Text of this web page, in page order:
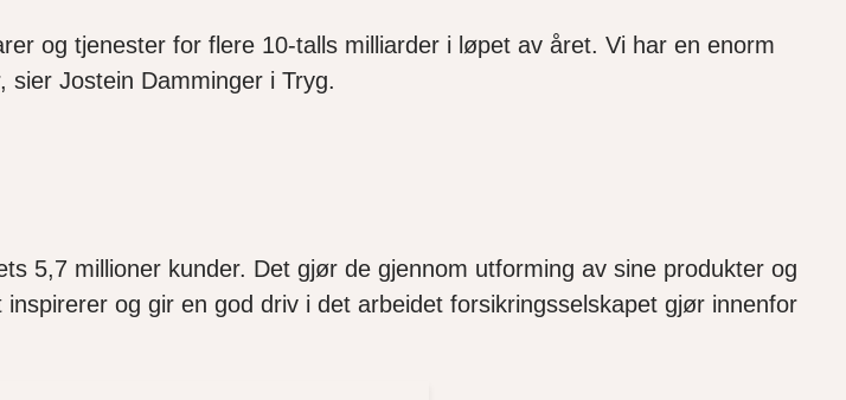
og tjenester for flere 10-talls milliarder i løpet av året. Vi har en enorm
sier Jostein Damminger i Tryg.
5,7 millioner kunder. Det gjør de gjennom utforming av sine produkter og
og gir en god driv i det arbeidet forsikringsselskapet gjør innenfor